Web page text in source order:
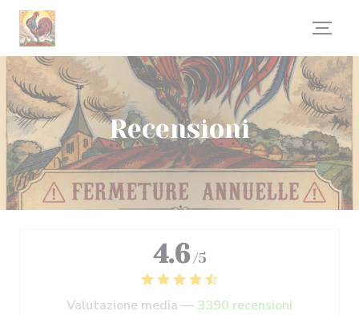
Personalizzazione delle tue scelte sui cookie
Recensioni
4.6 /5
Valutazione media — 3390 recensioni